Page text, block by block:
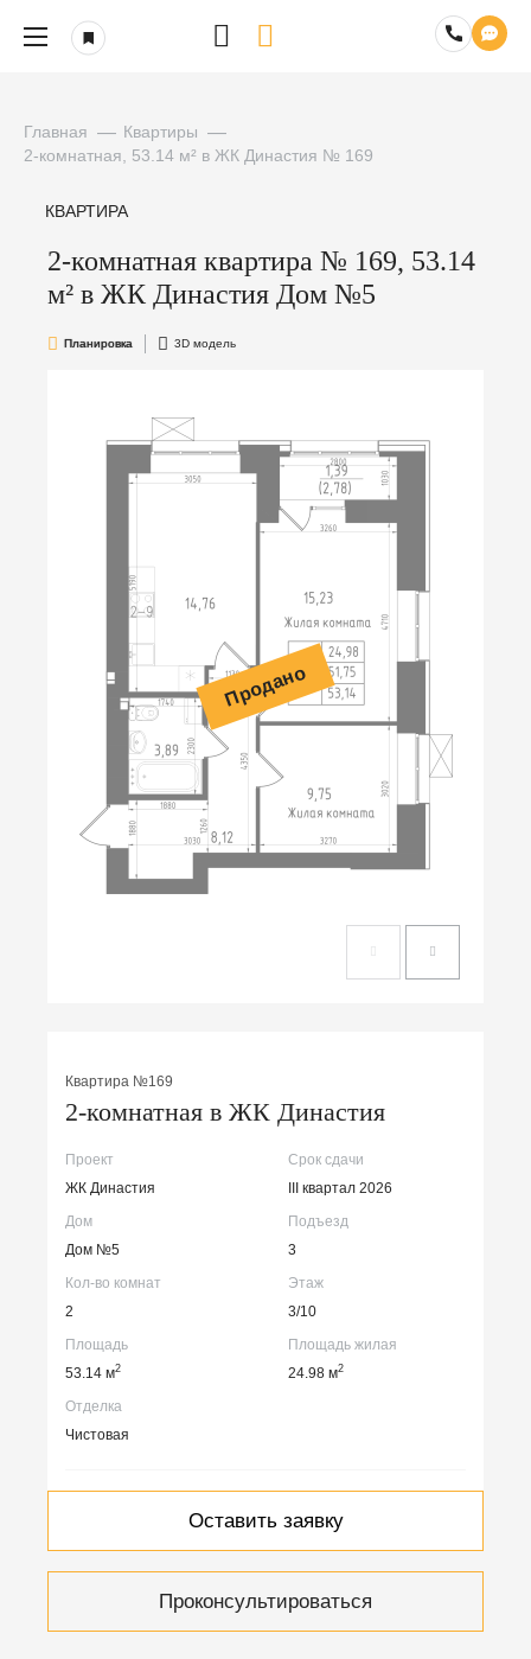
Главная
Квартиры
2-комнатная, 53.14 м² в ЖК Династия № 169
КВАРТИРА
2-комнатная квартира № 169, 53.14
м² в ЖК Династия Дом №5
Планировка 3D модель
Продано
Квартира №169
2-комнатная в ЖК Династия
Проект
ЖК Династия
Срок сдачи
III квартал 2026
Дом
Дом №5
Подъезд
3
Кол-во комнат
2
Этаж
3/10
Площадь
53.14 м2
Площадь жилая
24.98 м2
Отделка
Чистовая
Оставить заявку
Проконсультироваться